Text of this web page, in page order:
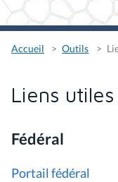
Accueil Outils
Liens utiles
Fédéral
Portail fédéral